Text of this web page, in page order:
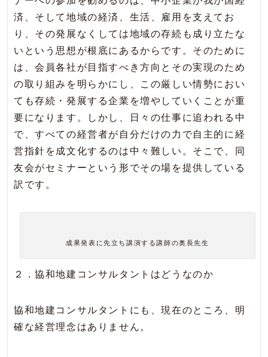
済、そして地域の経済、生活、雇用を支えてお
り、その発展なくしては地域の存続も成り立たな
いという思想が根底にあるからです。そのために
は、会員各社が目指すべき方向とその実現のため
の取り組みを明らかにし、この厳しい情勢におい
ても存続・発展する企業を増やしていくことが重
要になります。しかし、日々の仕事に追われる中
で、すべての経営者が自分だけの力で自主的に経
営指針を成文化するのは中々難しい。そこで、同
友会がセミナーという形でその場を提供している
訳です。
成果発表に先立ち講演する講師の奥長先生
２．協和地建コンサルタントはどうなのか
協和地建コンサルタントにも、現在のところ、明
確な経営理念はありません。